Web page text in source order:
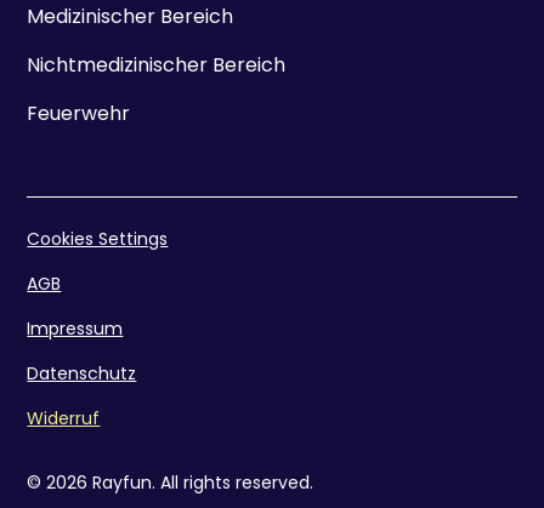
Medizinischer Bereich
Nichtmedizinischer Bereich
Feuerwehr
© 2026 Rayfun. All rights reserved.
Cookies Settings
AGB
Impressum
Datenschutz
Widerruf